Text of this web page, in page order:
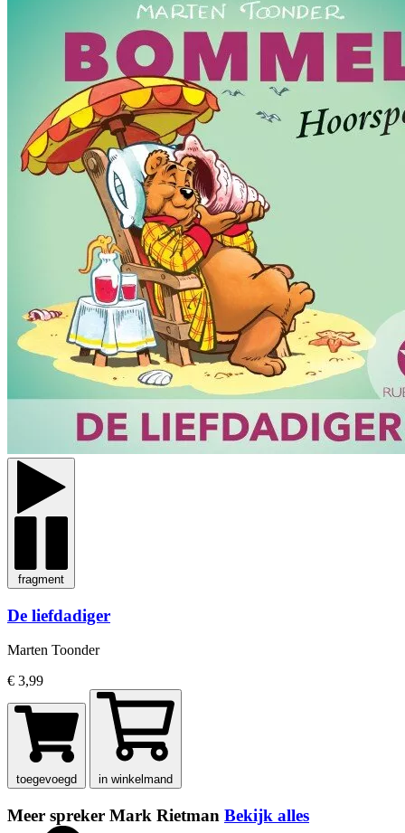
fragment
De liefdadiger
Marten Toonder
€ 3,99
toegevoegd in winkelmand
Meer spreker Mark Rietman Bekijk alles